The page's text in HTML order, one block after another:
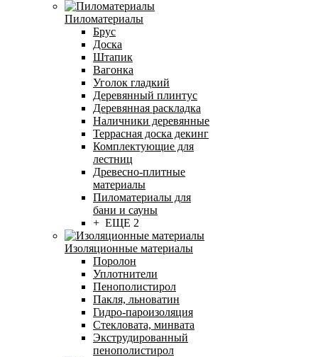
Пиломатериалы
Брус
Доска
Штапик
Вагонка
Уголок гладкий
Деревянный плинтус
Деревянная раскладка
Наличники деревянные
Террасная доска декинг
Комплектующие для
лестниц
Древесно-плитные
материалы
Пиломатериалы для
бани и сауны
+ ЕЩЕ 2
Изоляционные материалы
Поролон
Уплотнители
Пенополистирол
Пакля, льноватин
Гидро-пароизоляция
Стекловата, минвата
Экструдированный
пенополистирол